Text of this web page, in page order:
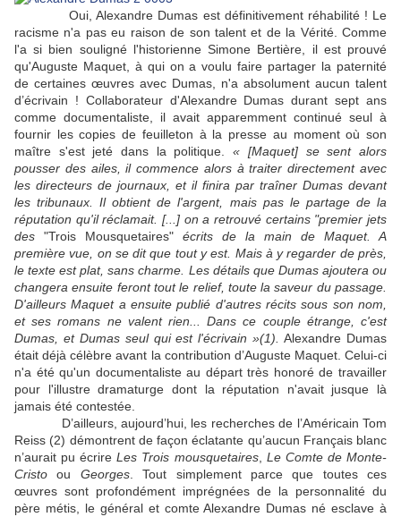
Oui, Alexandre Dumas est définitivement réhabilité ! Le
racisme n'a pas eu raison de son talent et de la Vérité. Comme
l'a si bien souligné l'historienne Simone Bertière, il est prouvé
qu'Auguste Maquet, à qui on a voulu faire partager la paternité
de certaines œuvres avec Dumas, n'a absolument aucun talent
d’écrivain ! Collaborateur d'Alexandre Dumas durant sept ans
comme documentaliste, il avait apparemment continué seul à
fournir les copies de feuilleton à la presse au moment où son
maître s'est jeté dans la politique.« [Maquet] se sent alors
pousser des ailes, il commence alors à traiter directement avec
les directeurs de journaux, et il finira par traîner Dumas devant
les tribunaux. Il obtient de l'argent, mais pas le partage de la
réputation qu'il réclamait. [...] on a retrouvé certains "premier jets
des "Trois Mousquetaires" écrits de la main de Maquet. A
première vue, on se dit que tout y est. Mais à y regarder de près,
le texte est plat, sans charme. Les détails que Dumas ajoutera ou
changera ensuite feront tout le relief, toute la saveur du passage.
D'ailleurs Maquet a ensuite publié d'autres récits sous son nom,
et ses romans ne valent rien... Dans ce couple étrange, c'est
Dumas, et Dumas seul qui est l'écrivain »(1).
Alexandre Dumas
était déjà célèbre avant la contribution d’Auguste Maquet. Celui-ci
n'a été qu'un documentaliste au départ très honoré de travailler
pour l'illustre dramaturge dont la réputation n'avait jusque là
jamais été contestée.
D’ailleurs, aujourd’hui, les recherches de l’Américain Tom
Reiss (2) démontrent de façon éclatante qu’aucun Français blanc
n’aurait pu écrireLes Trois mousquetaires, Le Comte de Monte-
Cristo ou Georges. Tout simplement parce que toutes ces
œuvres sont profondément imprégnées de la personnalité du
père métis, le général et comte Alexandre Dumas né esclave à